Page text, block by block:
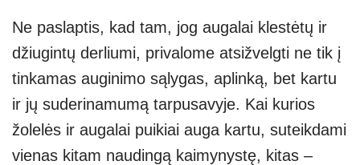
at
s
A
p
p
p
e
e
gr
a
m
er ss
e
n
g
er
ar
e
Ne paslaptis, kad tam, jog augalai klestėtų ir
džiugintų derliumi, privalome atsižvelgti ne tik į
tinkamas auginimo sąlygas, aplinką, bet kartu
ir jų suderinamumą tarpusavyje. Kai kurios
žolelės ir augalai puikiai auga kartu, suteikdami
vienas kitam naudingą kaimynystę, kitas –